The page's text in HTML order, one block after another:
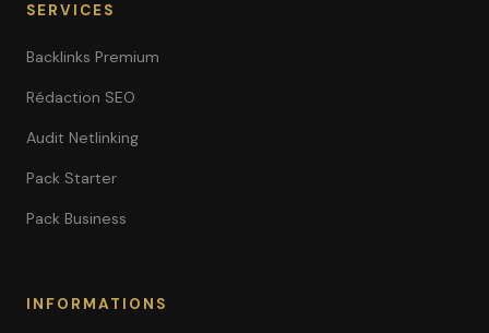
SERVICES
Backlinks Premium
Rédaction SEO
Audit Netlinking
Pack Starter
Pack Business
INFORMATIONS